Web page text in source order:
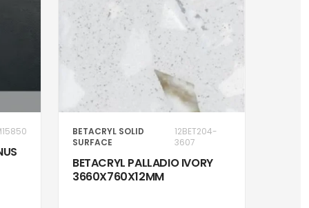
BETACRYL SOLID
SURFACE
12BET204-
3607
BETACRYL PALLADIO IVORY
3660X760X12MM